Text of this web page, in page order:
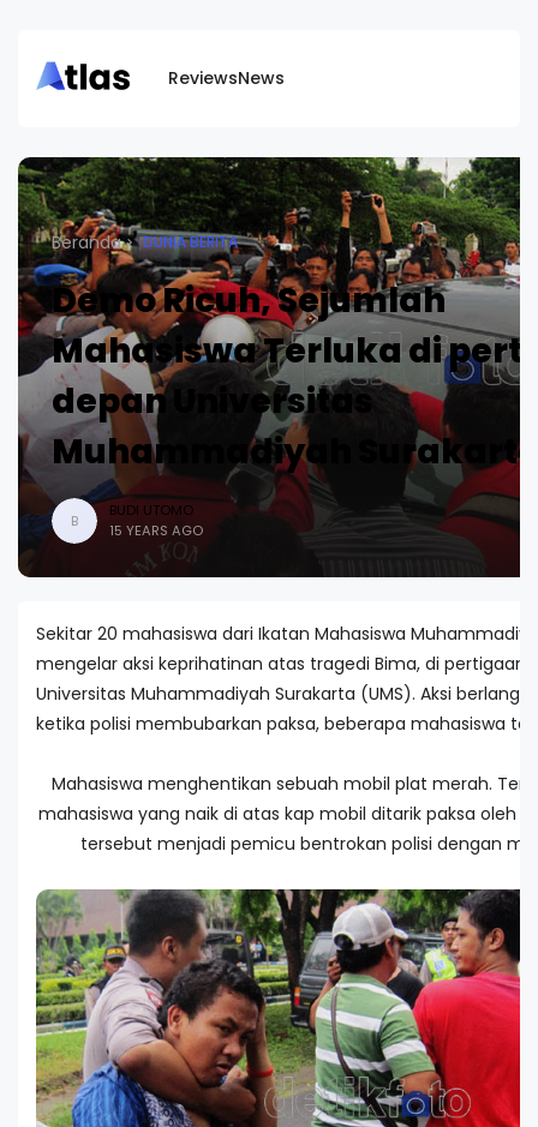
ReviewsNews
Beranda DUNIA BERITA
Demo Ricuh, Sejumlah
Mahasiswa Terluka di
depan Universitas
Muhammadiyah
B
BUDI UTOMO
15 YEARS AGO
Sekitar 20 mahasiswa dari Ikatan Mahasiswa
mengelar aksi keprihatinan atas tragedi Bima, di pertigaan
Universitas Muhammadiyah Surakarta (UMS). Aksi
ketika polisi membubarkan paksa, beberapa mahasiswa
Mahasiswa menghentikan sebuah mobil plat merah.
mahasiswa yang naik di atas kap mobil ditarik paksa oleh
tersebut menjadi pemicu bentrokan polisi dengan